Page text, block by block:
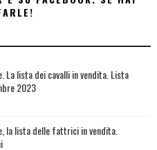
La lista dei cavalli in vendita. Lista
2023
la lista delle fattrici in vendita.